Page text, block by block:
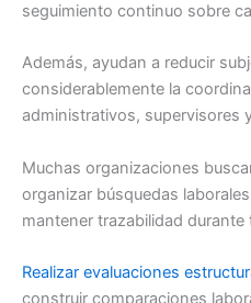
seguimiento continuo sobre
Además, ayudan a reducir
considerablemente la
administrativos, supervisores
Muchas organizaciones
organizar búsquedas
mantener trazabilidad
Realizar evaluaciones
construir comparaciones